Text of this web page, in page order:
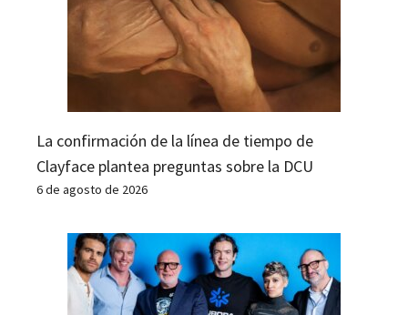
La confirmación de la línea de tiempo de
Clayface plantea preguntas sobre la DCU
6 de agosto de 2026